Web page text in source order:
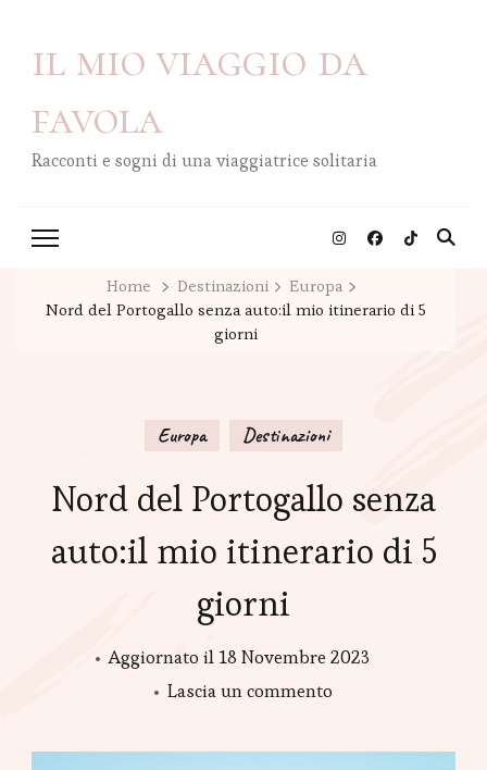
il mio viaggio da
favola
Racconti e sogni di una viaggiatrice solitaria
Home Destinazioni
Europa
Nord del Portogallo senza auto:il mio itinerario di 5
giorni
Europa Destinazioni
Nord del Portogallo senza
auto:il mio itinerario di 5
giorni
Aggiornato il 18 Novembre 2023
Lascia un commento